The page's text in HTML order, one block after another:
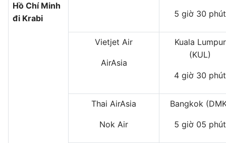
Hồ Chí Minh
đi Krabi
5 giờ 30 phút
Vietjet Air
AirAsia
Kuala Lumpur
(KUL)
4 giờ 30 phút
Thai AirAsia
Nok Air
Bangkok
5 giờ 05 phút